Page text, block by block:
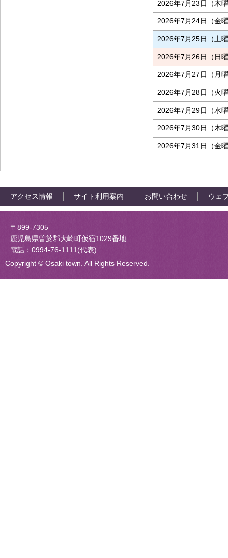
2026年7月23日（木
2026年7月24日（金
2026年7月25日（土
2026年7月26日（日
2026年7月27日（月
2026年7月28日（火
2026年7月29日（水
2026年7月30日（木
2026年7月31日（金
アクセス情報 サイト利用案内 お問い合わせ ウェ
大崎町役場
〒899-7305
鹿児島県曽於郡大崎町仮宿1029番地
電話：0994-76-1111(代表)
Copyright © Osaki town. All Rights Reserved.